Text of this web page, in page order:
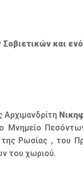
και
Ρωσίας , του
του χωριού.